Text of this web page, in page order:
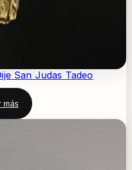
San Judas Tadeo
más